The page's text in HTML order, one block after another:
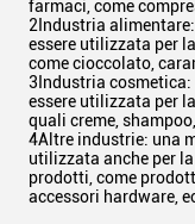
farmaci, come
2Industria
essere utilizzata per
come cioccolato,
3Industria
essere utilizzata per
quali creme,
4Altre industrie: una
utilizzata anche per
prodotti, come
accessori hardware,